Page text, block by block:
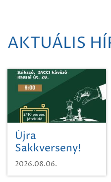
AKTUÁLIS
Újra
Sakkverseny!
2026.08.06.